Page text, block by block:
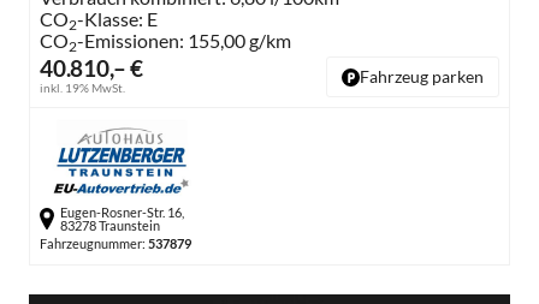
40.810,– €
inkl. 19% MwSt.
CO2-Klasse: E
CO2-Emissionen: 155,00 g/km
Fahrzeug parken
Eugen-Rosner-Str. 16,
83278 Traunstein
Fahrzeugnummer: 537879